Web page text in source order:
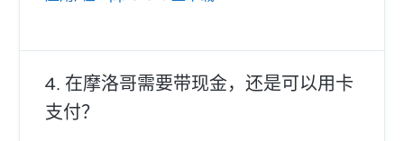
在摩洛哥需要带现金，还是可以用卡
支付？